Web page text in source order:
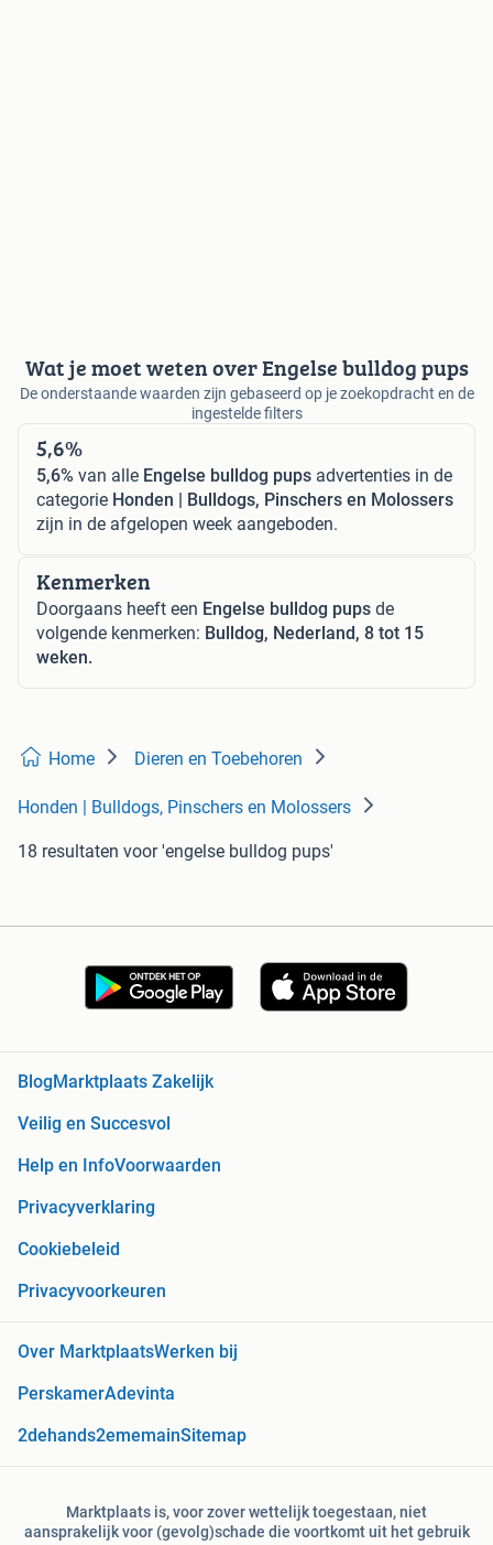
Wat je moet weten over Engelse bulldog pups
De onderstaande waarden zijn gebaseerd op je zoekopdracht en de
ingestelde filters
5,6%
5,6% van alle Engelse bulldog pups advertenties in de
categorie Honden | Bulldogs, Pinschers en Molossers
zijn in de afgelopen week aangeboden.
Kenmerken
Doorgaans heeft een Engelse bulldog pups de
volgende kenmerken: Bulldog, Nederland, 8 tot 15
weken.
Home Dieren en Toebehoren
Honden | Bulldogs, Pinschers en Molossers
18 resultaten voor 'engelse bulldog pups'
Blog Marktplaats Zakelijk
Veilig en Succesvol
Help en InfoVoorwaarden
Privacyverklaring
Cookiebeleid
Privacyvoorkeuren
Over MarktplaatsWerken bij
PerskamerAdevinta
2dehands2ememainSitemap
Marktplaats is, voor zover wettelijk toegestaan, niet
aansprakelijk voor (gevolg)schade die voortkomt uit het gebruik